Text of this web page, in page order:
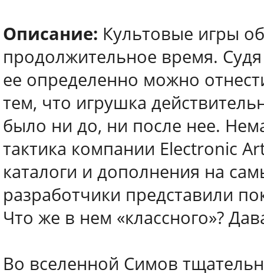
Описание: Культовые игры
продолжительное время.
ее определенно можно
тем, что игрушка
было ни до, ни после нее.
тактика компании Electronic
каталоги и дополнения на
разработчики представили
Что же в нем «классного»?
Во вселенной Симов